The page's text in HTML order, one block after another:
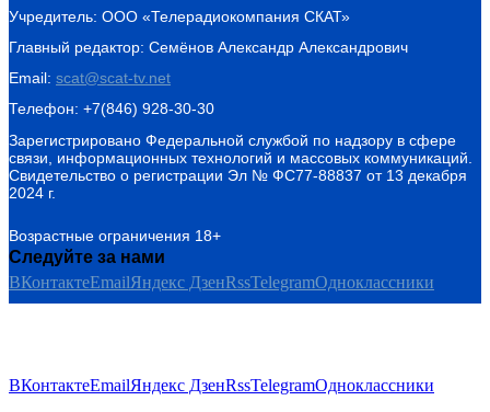
Учредитель: ООО «Телерадиокомпания СКАТ»
Главный редактор: Семёнов Александр Александрович
Email: scat@scat-tv.net
Телефон: +7(846) 928-30-30
Зарегистрировано Федеральной службой по надзору в сфере
связи, информационных технологий и массовых коммуникаций.
Свидетельство о регистрации Эл № ФС77-88837 от 13 декабря
2024 г.
Возрастные ограничения 18+
Следуйте за нами
ВКонтактеEmailЯндекс ДзенRssTelegramОдноклассники
ВКонтактеEmailЯндекс ДзенRssTelegramОдноклассники